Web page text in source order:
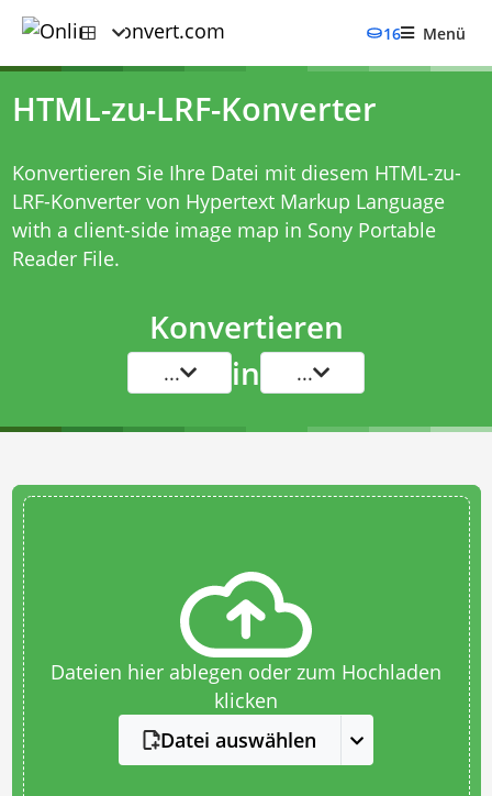
16 Menü
HTML-zu-LRF-Konverter
Konvertieren Sie Ihre Datei mit diesem HTML-zu-
LRF-Konvertervon Hypertext Markup Language
with a client-side image map in Sony Portable
Reader File.
Konvertieren
... in ...
Dateien hier ablegen oder zum Hochladen
klicken
Datei auswählen